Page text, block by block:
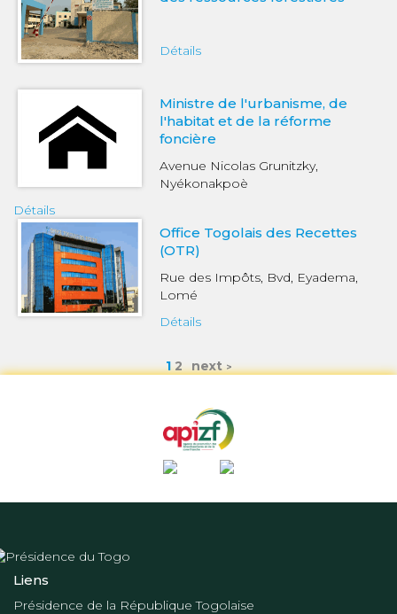
Détails
Ministre de l'urbanisme, de
l'habitat et de la réforme
foncière
Avenue Nicolas Grunitzky,
Nyékonakpoè
Détails
Office Togolais des Recettes
(OTR)
Rue des Impôts, Bvd, Eyadema,
Lomé
Détails
1 2 next
Liens
Présidence de la République Togolaise